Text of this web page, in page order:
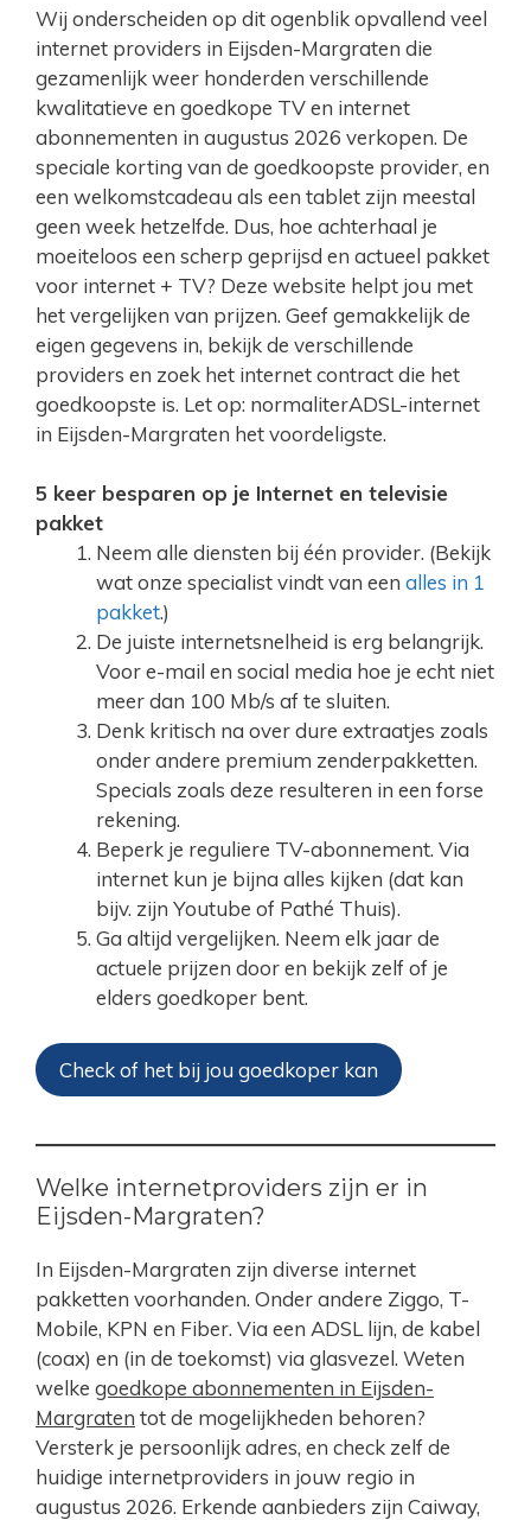
Wij onderscheiden op dit ogenblik opvallend veel
internet providers in Eijsden-Margraten die
gezamenlijk weer honderden verschillende
kwalitatieve en goedkope TV en internet
abonnementen in augustus 2026 verkopen. De
speciale korting van de goedkoopste provider, en
een welkomstcadeau als een tablet zijn meestal
geen week hetzelfde. Dus, hoe achterhaal je
moeiteloos een scherp geprijsd en actueel pakket
voor internet + TV? Deze website helpt jou met
het vergelijken van prijzen. Geef gemakkelijk de
eigen gegevens in, bekijk de verschillende
providers en zoek het internet contract die het
goedkoopste is. Let op: normaliterADSL-internet
in Eijsden-Margraten het voordeligste.
5 keer besparen op je Internet en televisie
pakket
Neem alle diensten bij één provider. (Bekijk
wat onze specialist vindt van een alles in 1
pakket.)
De juiste internetsnelheid is erg belangrijk.
Voor e-mail en social media hoe je echt niet
meer dan 100 Mb/s af te sluiten.
Denk kritisch na over dure extraatjes zoals
onder andere premium zenderpakketten.
Specials zoals deze resulteren in een forse
rekening.
Beperk je reguliere TV-abonnement. Via
internet kun je bijna alles kijken (dat kan
bijv. zijn Youtube of Pathé Thuis).
Ga altijd vergelijken. Neem elk jaar de
actuele prijzen door en bekijk zelf of je
elders goedkoper bent.
Check of het bij jou goedkoper kan
Welke internetproviders zijn er in
Eijsden-Margraten?
In Eijsden-Margraten zijn diverse internet
pakketten voorhanden. Onder andere Ziggo, T-
Mobile, KPN en Fiber. Via een ADSL lijn, de kabel
(coax) en (in de toekomst) via glasvezel. Weten
welke goedkope abonnementen in Eijsden-
Margraten tot de mogelijkheden behoren?
Versterk je persoonlijk adres, en check zelf de
huidige internetproviders in jouw regio in
augustus 2026. Erkende aanbieders zijn Caiway,